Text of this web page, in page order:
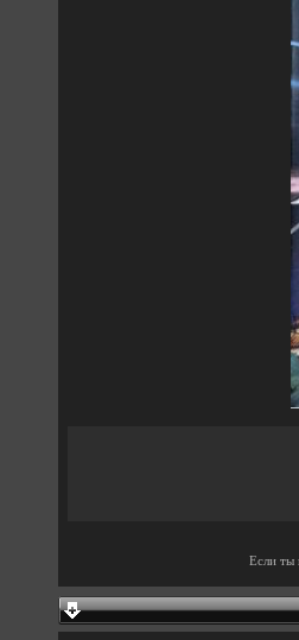
Если ты